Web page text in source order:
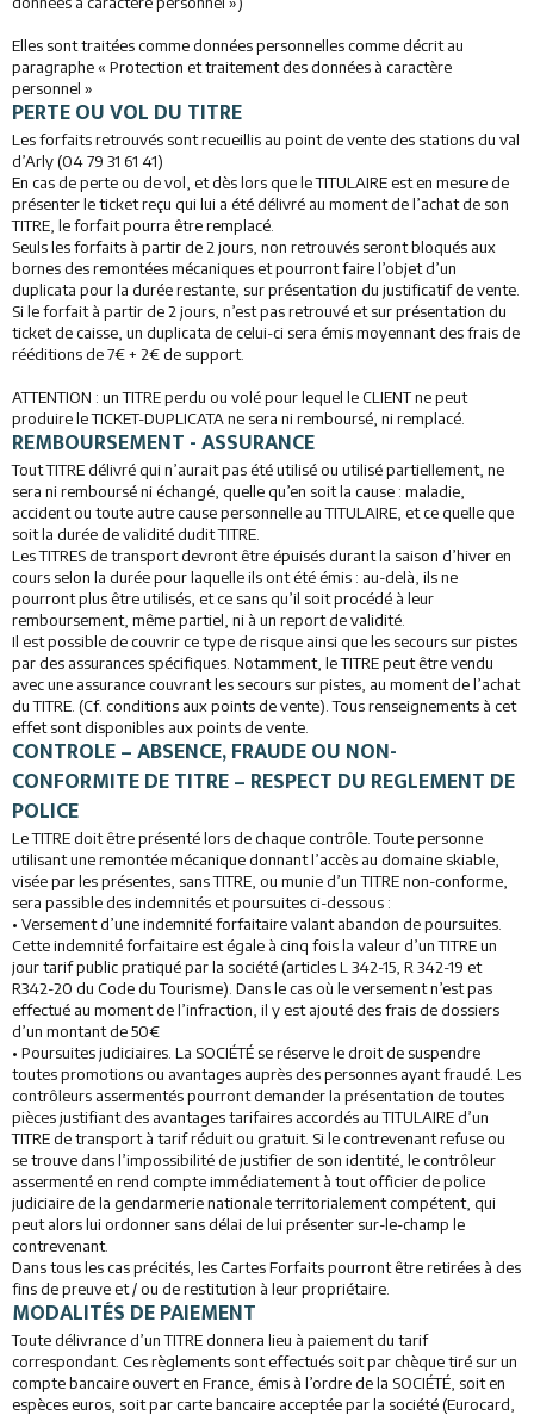
Elles sont traitées comme données personnelles comme décrit au
paragraphe « Protection et traitement des données à caractère
personnel »
PERTE OU VOL DU TITRE
Les forfaits retrouvés sont recueillis au point de vente des stations du val
d’Arly (04 79 31 61 41)
En cas de perte ou de vol, et dès lors que le TITULAIRE est en mesure de
présenter le ticket reçu qui lui a été délivré au moment de l’achat de son
TITRE, le forfait pourra être remplacé.
Seuls les forfaits à partir de 2 jours, non retrouvés seront bloqués aux
bornes des remontées mécaniques et pourront faire l’objet d’un
duplicata pour la durée restante, sur présentation du justificatif de vente.
Si le forfait à partir de 2 jours, n’est pas retrouvé et sur présentation du
ticket de caisse, un duplicata de celui-ci sera émis moyennant des frais de
rééditions de 7€ + 2€ de support.
ATTENTION : un TITRE perdu ou volé pour lequel le CLIENT ne peut
produire le TICKET-DUPLICATA ne sera ni remboursé, ni remplacé.
REMBOURSEMENT - ASSURANCE
Tout TITRE délivré qui n’aurait pas été utilisé ou utilisé partiellement, ne
sera ni remboursé ni échangé, quelle qu’en soit la cause : maladie,
accident ou toute autre cause personnelle au TITULAIRE, et ce quelle que
soit la durée de validité dudit TITRE.
Les TITRES de transport devront être épuisés durant la saison d’hiver en
cours selon la durée pour laquelle ils ont été émis : au-delà, ils ne
pourront plus être utilisés, et ce sans qu’il soit procédé à leur
remboursement, même partiel, ni à un report de validité.
Il est possible de couvrir ce type de risque ainsi que les secours sur pistes
par des assurances spécifiques. Notamment, le TITRE peut être vendu
avec une assurance couvrant les secours sur pistes, au moment de l’achat
du TITRE. (Cf. conditions aux points de vente). Tous renseignements à cet
effet sont disponibles aux points de vente.
CONTROLE – ABSENCE, FRAUDE OU NON-
CONFORMITE DE TITRE – RESPECT DU REGLEMENT DE
POLICE
Le TITRE doit être présenté lors de chaque contrôle. Toute personne
utilisant une remontée mécanique donnant l’accès au domaine skiable,
visée par les présentes, sans TITRE, ou munie d’un TITRE non-conforme,
sera passible des indemnités et poursuites ci-dessous :
• Versement d’une indemnité forfaitaire valant abandon de poursuites.
Cette indemnité forfaitaire est égale à cinq fois la valeur d’un TITRE un
jour tarif public pratiqué par la société (articles L 342-15, R 342-19 et
R342-20 du Code du Tourisme). Dans le cas où le versement n’est pas
effectué au moment de l’infraction, il y est ajouté des frais de dossiers
d’un montant de 50€
• Poursuites judiciaires. La SOCIÉTÉ se réserve le droit de suspendre
toutes promotions ou avantages auprès des personnes ayant fraudé. Les
contrôleurs assermentés pourront demander la présentation de toutes
pièces justifiant des avantages tarifaires accordés au TITULAIRE d’un
TITRE de transport à tarif réduit ou gratuit. Si le contrevenant refuse ou
se trouve dans l’impossibilité de justifier de son identité, le contrôleur
assermenté en rend compte immédiatement à tout officier de police
judiciaire de la gendarmerie nationale territorialement compétent, qui
peut alors lui ordonner sans délai de lui présenter sur-le-champ le
contrevenant.
Dans tous les cas précités, les Cartes Forfaits pourront être retirées à des
fins de preuve et / ou de restitution à leur propriétaire.
MODALITÉS DE PAIEMENT
Toute délivrance d’un TITRE donnera lieu à paiement du tarif
correspondant. Ces règlements sont effectués soit par chèque tiré sur un
compte bancaire ouvert en France, émis à l’ordre de la SOCIÉTÉ, soit en
espèces euros, soit par carte bancaire acceptée par la société (Eurocard,